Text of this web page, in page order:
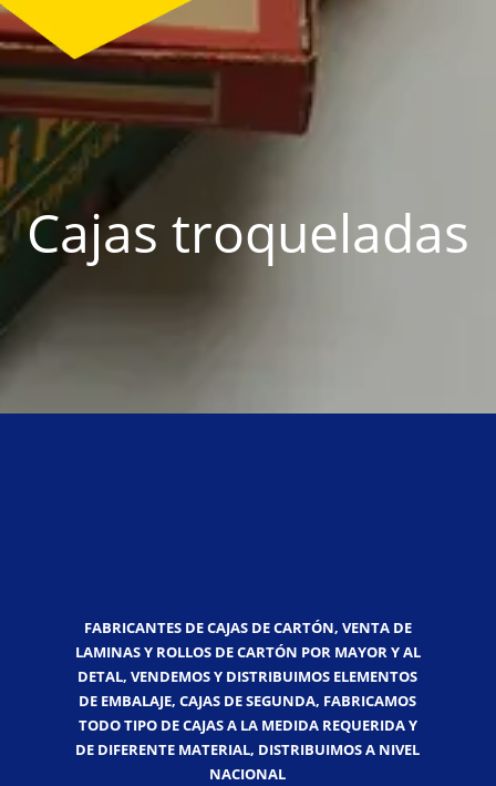
Cajas troqueladas
FABRICANTES DE CAJAS DE CARTÓN, VENTA DE
LAMINAS Y ROLLOS DE CARTÓN POR MAYOR Y AL
DETAL, VENDEMOS Y DISTRIBUIMOS ELEMENTOS
DE EMBALAJE, CAJAS DE SEGUNDA, FABRICAMOS
TODO TIPO DE CAJAS A LA MEDIDA REQUERIDA Y
DE DIFERENTE MATERIAL, DISTRIBUIMOS A NIVEL
NACIONAL